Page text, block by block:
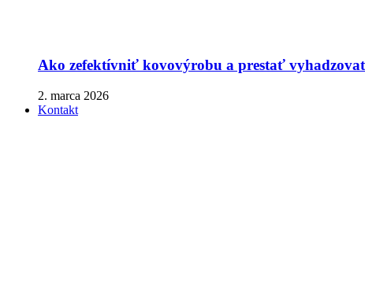
Ako zefektívniť kovovýrobu a prestať vyhadzovať
2. marca 2026
Kontakt